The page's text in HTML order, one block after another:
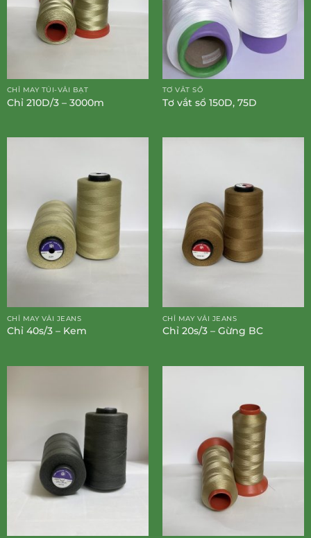
CHỈ MAY TÚI-VẢI BẠT
Chỉ 210D/3 – 3000m
TƠ VẮT SỔ
Tơ vắt sổ 150D, 75D
CHỈ MAY VẢI JEANS
Chỉ 40s/3 – Kem
CHỈ MAY VẢI JEANS
Chỉ 20s/3 – Gừng BC